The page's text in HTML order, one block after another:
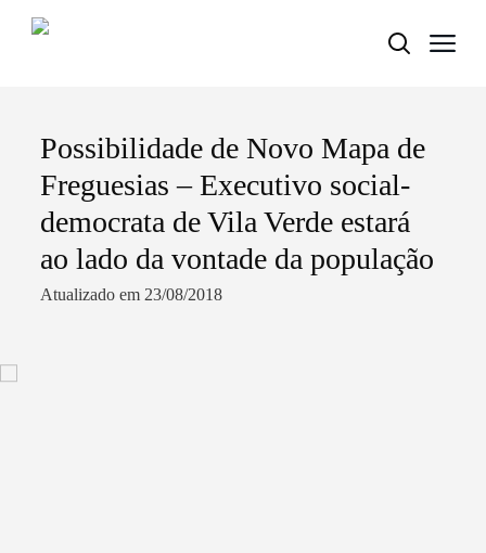
Termo de Pesquisa
Categorias gerais
Possibilidade de Novo Mapa de
Freguesias – Executivo social-
democrata de Vila Verde estará
ao lado da vontade da população
Atualizado em 23/08/2018